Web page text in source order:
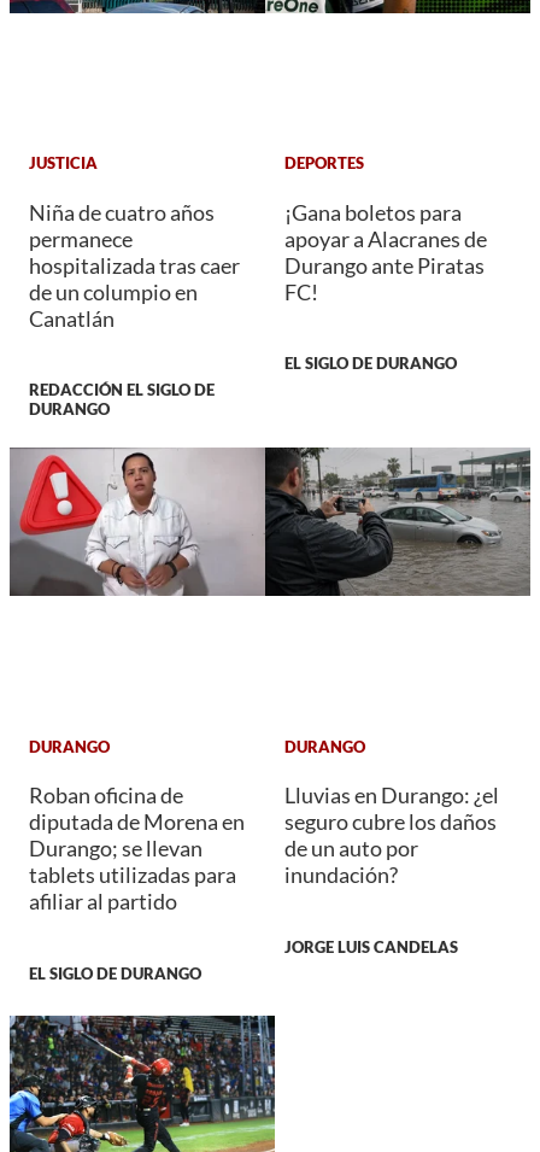
JUSTICIA
Niña de cuatro años
permanece
hospitalizada tras caer
de un columpio en
Canatlán
REDACCIÓN EL SIGLO DE
DURANGO
DEPORTES
¡Gana boletos para
apoyar a Alacranes de
Durango ante Piratas
FC!
EL SIGLO DE DURANGO
DURANGO
Roban oficina de
diputada de Morena en
Durango; se llevan
tablets utilizadas para
afiliar al partido
EL SIGLO DE DURANGO
DURANGO
Lluvias en Durango: ¿el
seguro cubre los daños
de un auto por
inundación?
JORGE LUIS CANDELAS